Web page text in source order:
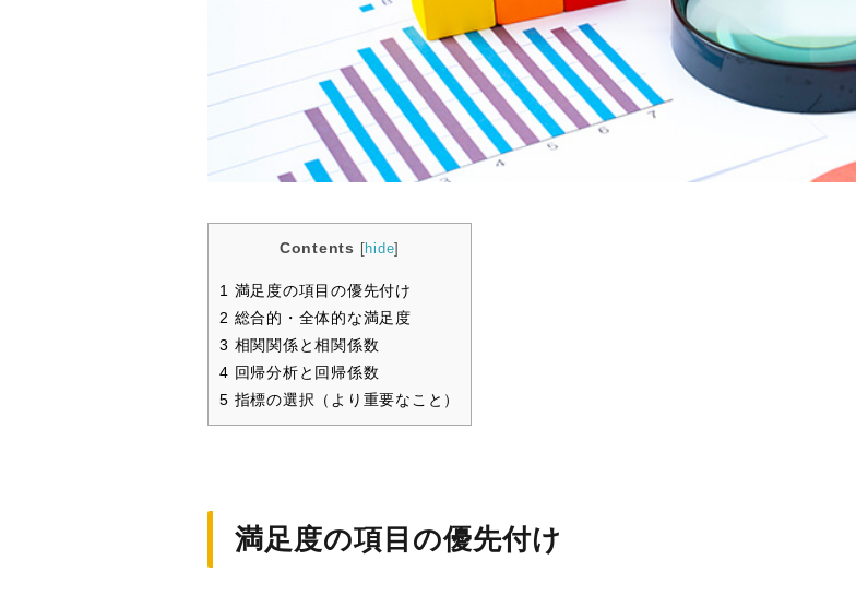
Contents [hide]
1 満足度の項目の優先付け
2 総合的・全体的な満足度
3 相関関係と相関係数
4 回帰分析と回帰係数
5 指標の選択（より重要なこと）
満足度の項目の優先付け